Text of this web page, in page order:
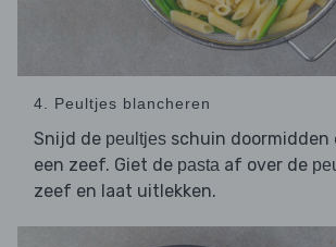
4. Peultjes blancheren
Snijd de peultjes schuin doormidden
een zeef. Giet de pasta af over de
zeef en laat uitlekken.